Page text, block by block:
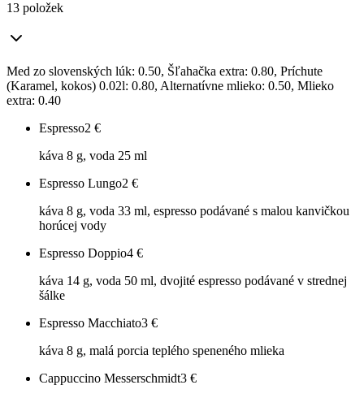
13 položek
Med zo slovenských lúk: 0.50, Šľahačka extra: 0.80, Príchute
(Karamel, kokos) 0.02l: 0.80, Alternatívne mlieko: 0.50, Mlieko
extra: 0.40
Espresso2 €
káva 8 g, voda 25 ml
Espresso Lungo2 €
káva 8 g, voda 33 ml, espresso podávané s malou kanvičkou
horúcej vody
Espresso Doppio4 €
káva 14 g, voda 50 ml, dvojité espresso podávané v strednej
šálke
Espresso Macchiato3 €
káva 8 g, malá porcia teplého speneného mlieka
Cappuccino Messerschmidt3 €